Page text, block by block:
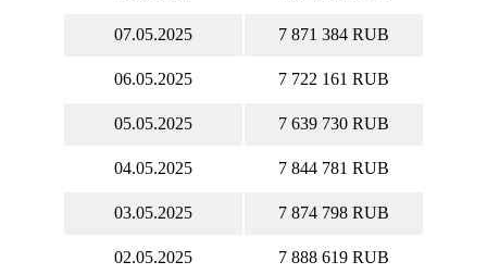
07.05.2025 7 871 384 RUB
06.05.2025 7 722 161 RUB
05.05.2025 7 639 730 RUB
04.05.2025 7 844 781 RUB
03.05.2025 7 874 798 RUB
02.05.2025 7 888 619 RUB